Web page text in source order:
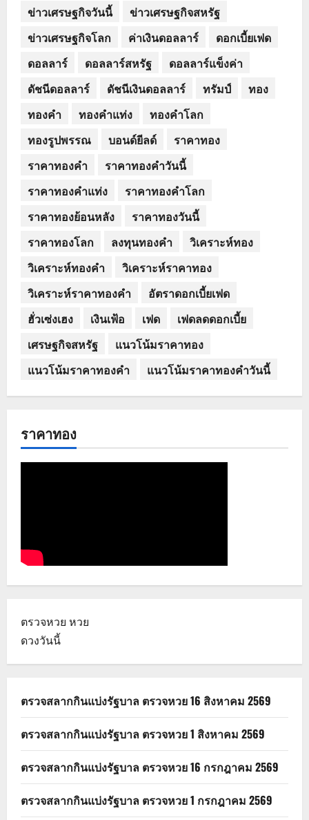
ข่าวเศรษฐกิจวันนี้
ข่าวเศรษฐกิจสหรัฐ
ข่าวเศรษฐกิจโลก
ค่าเงินดอลลาร์
ดอกเบี้ยเฟด
ดอลลาร์
ดอลลาร์สหรัฐ
ดอลลาร์แข็งค่า
ดัชนีดอลลาร์
ดัชนีเงินดอลลาร์ ทรัมป์
ทอง
ทองคำ
ทองคำแท่ง
ทองคำโลก
ทองรูปพรรณ
บอนด์ยีลด์
ราคาทอง
ราคาทองคำ
ราคาทองคำวันนี้
ราคาทองคำแท่ง
ราคาทองคำโลก
ราคาทองย้อนหลัง
ราคาทองวันนี้
ราคาทองโลก
ลงทุนทองคำ
วิเคราะห์ทอง
วิเคราะห์ทองคำ
วิเคราะห์ราคาทอง
วิเคราะห์ราคาทองคำ
อัตราดอกเบี้ยเฟด
ฮั่วเซ่งเฮง
เงินเฟ้อ เฟด
เฟดลดดอกเบี้ย
เศรษฐกิจสหรัฐ
แนวโน้มราคาทอง
แนวโน้มราคาทองคำ
แนวโน้มราคาทองคำวันนี้
ราคาทอง
ตรวจหวย หวย
ดวงวันนี้
ตรวจสลากกินแบ่งรัฐบาล ตรวจหวย 16 สิงหาคม 2569
ตรวจสลากกินแบ่งรัฐบาล ตรวจหวย 1 สิงหาคม 2569
ตรวจสลากกินแบ่งรัฐบาล ตรวจหวย 16 กรกฎาคม 2569
ตรวจสลากกินแบ่งรัฐบาล ตรวจหวย 1 กรกฎาคม 2569